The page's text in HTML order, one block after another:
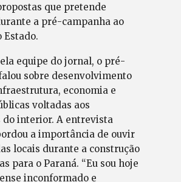
que pretende
a pré-campanha ao
Estado.
equipe do jornal, o pré-
sobre desenvolvimento
economia e
voltadas aos
do interior. A entrevista
a importância de ouvir
locais durante a construção
para o Paraná. “Eu sou hoje
inconformado e